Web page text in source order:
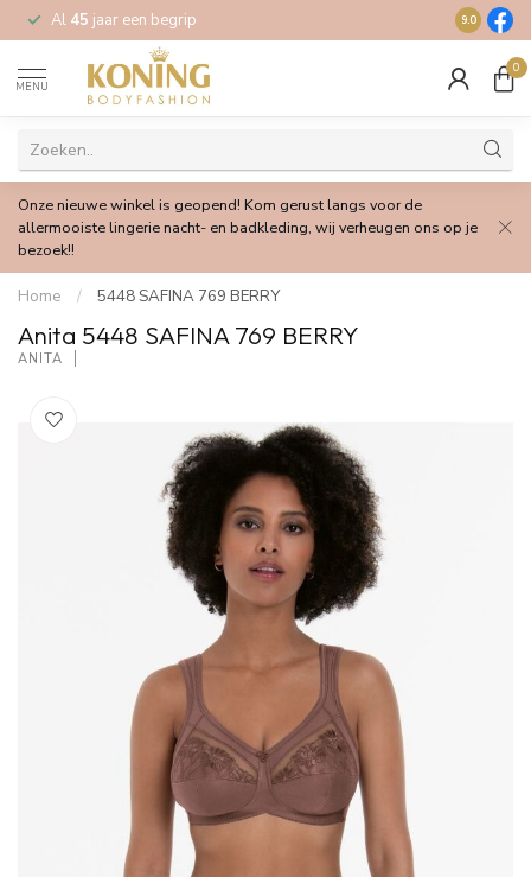
Al 45 jaar een begrip Gratis
9.0
MENU
0
Onze nieuwe winkel is geopend! Kom gerust langs voor de
allermooiste lingerie nacht- en badkleding, wij verheugen ons op je
bezoek!!
Home / 5448 SAFINA 769 BERRY
Anita 5448 SAFINA 769 BERRY
ANITA